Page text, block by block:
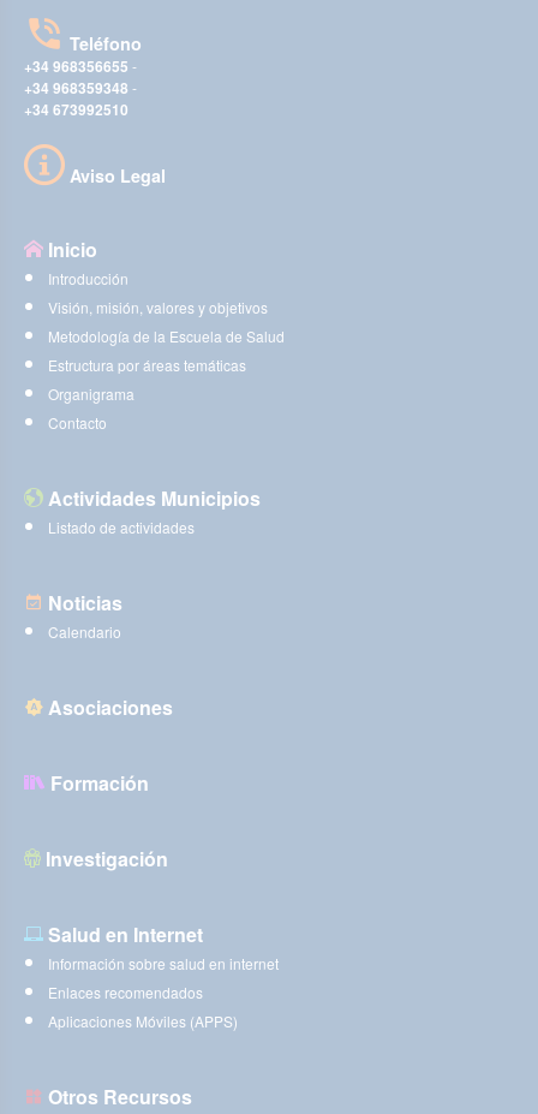
Teléfono
+34 968356655 -
+34 968359348 -
+34 673992510
Aviso Legal
Inicio
Introducción
Visión, misión, valores y objetivos
Metodología de la Escuela de Salud
Estructura por áreas temáticas
Organigrama
Contacto
Actividades Municipios
Listado de actividades
Noticias
Calendario
Asociaciones
Formación
Investigación
Salud en Internet
Información sobre salud en internet
Enlaces recomendados
Aplicaciones Móviles (APPS)
Otros Recursos